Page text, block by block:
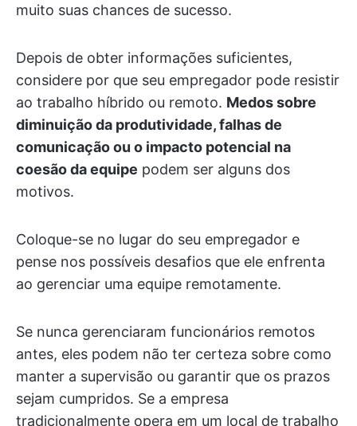
muito suas chances de sucesso.
Depois de obter informações suficientes,
considere por que seu empregador pode resistir
ao trabalho híbrido ou remoto. Medos sobre
diminuição da produtividade, falhas de
comunicação ou o impacto potencial na
coesão da equipe podem ser alguns dos
motivos.
Coloque-se no lugar do seu empregador e
pense nos possíveis desafios que ele enfrenta
ao gerenciar uma equipe remotamente.
Se nunca gerenciaram funcionários remotos
antes, eles podem não ter certeza sobre como
manter a supervisão ou garantir que os prazos
sejam cumpridos. Se a empresa
tradicionalmente opera em um local de trabalho